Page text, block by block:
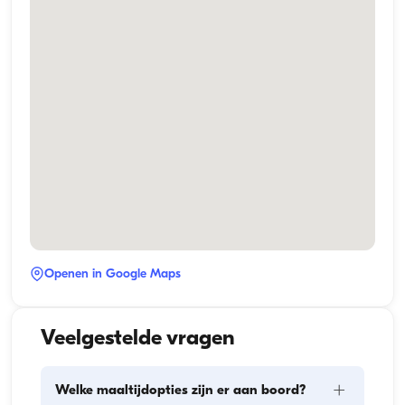
Openen in Google Maps
Veelgestelde vragen
Welke maaltijdopties zijn er aan boord? +